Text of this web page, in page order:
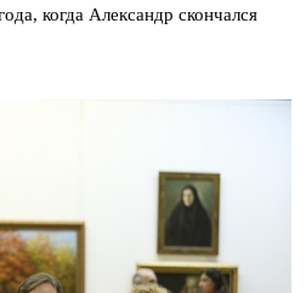
когда Александр скончался